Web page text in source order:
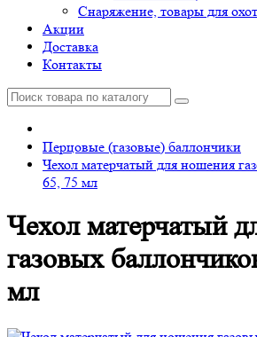
Снаряжение, товары для
Акции
Доставка
Контакты
Перцовые (газовые) баллончики
Чехол матерчатый для ношения
65, 75 мл
Чехол матерчатый
газовых
мл